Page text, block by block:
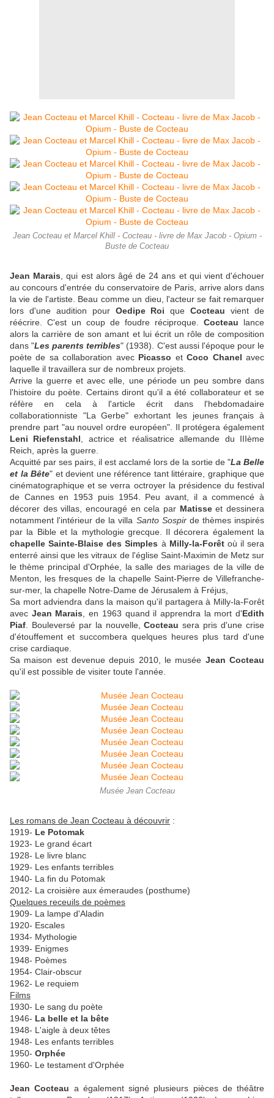
Jean Cocteau et Marcel Khill - Cocteau - livre de Max Jacob - Opium -
Buste de Cocteau
Jean Marais , qui est alors âgé de 24 ans et qui vient d'échouer
au concours d'entrée du conservatoire de Paris, arrive alors dans
la vie de l'artiste. Beau comme un dieu, l'acteur se fait remarquer
lors d'une audition pour Oedipe Roi queCocteau vient de
réécrire. C'est un coup de foudre réciproque. Cocteau lance
alors la carrière de son amant et lui écrit un rôle de composition
dans "Les parents terribles" (1938). C'est aussi l'époque pour le
poète de sa collaboration avec Picasso etCoco Chanel avec
laquelle il travaillera sur de nombreux projets.
Arrive la guerre et avec elle, une période un peu sombre dans
l'histoire du poète. Certains diront qu'il a été collaborateur et se
réfère en cela à l'article écrit dans l'hebdomadaire
collaborationniste "La Gerbe" exhortant les jeunes français à
prendre part "au nouvel ordre européen". Il protégera également
Leni Riefenstahl , actrice et réalisatrice allemande du IIIème
Reich, après la guerre.
Acquitté par ses pairs, il est acclamé lors de la sortie de "La Belle
et la Bête" et devient une référence tant littéraire, graphique que
cinématographique et se verra octroyer la présidence du festival
de Cannes en 1953 puis 1954. Peu avant, il a commencé à
décorer des villas, encouragé en cela par Matisseet dessinera
notamment l'intérieur de la villa Santo Sospir de thèmes inspirés
par la Bible et la mythologie grecque. Il décorera également la
chapelle Sainte-Blaise des Simples à Milly-la-Forêtoù il sera
enterré ainsi que les vitraux de l'église Saint-Maximin de Metz sur
le thème principal d'Orphée, la salle des mariages de la ville de
Menton, les fresques de la chapelle Saint-Pierre de Villefranche-
sur-mer, la chapelle Notre-Dame de Jérusalem à Fréjus,
Sa mort adviendra dans la maison qu'il partagera à Milly-la-Forêt
avec Jean Marais , en 1963 quand il apprendra la mort d'Edith
Piaf . Bouleversé par la nouvelle,Cocteau sera pris d'une crise
d'étouffement et succombera quelques heures plus tard d'une
crise cardiaque.
Sa maison est devenue depuis 2010, le musée Jean Cocteau
qu'il est possible de visiter toute l'année.
Musée Jean Cocteau
Les romans de Jean Cocteau à découvrir :
1919- Le Potomak
1923- Le grand écart
1928- Le livre blanc
1929- Les enfants terribles
1940- La fin du Potomak
2012- La croisière aux émeraudes (posthume)
Quelques receuils de poèmes
1909- La lampe d'Aladin
1920- Escales
1934- Mythologie
1939- Enigmes
1948- Poèmes
1954- Clair-obscur
1962- Le requiem
Films
1930- Le sang du poète
1946- La belle et la bête
1948- L'aigle à deux têtes
1948- Les enfants terribles
1950- Orphée
1960- Le testament d'Orphée
Jean Cocteau a également signé plusieurs pièces de théâtre